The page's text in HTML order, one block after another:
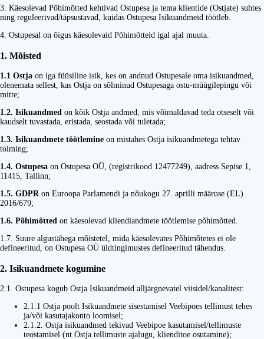
3. Käesolevad Põhimõtted kehtivad Ostupesa ja tema klientide (Ostjate) suhtes
ning reguleerivad/täpsustavad, kuidas Ostupesa Isikuandmeid töötleb.
4. Ostupesal on õigus käesolevaid Põhimõtteid igal ajal muuta.
1. Mõisted
1.1 Ostja on iga füüsiline isik, kes on andnud Ostupesale oma isikuandmed,
olenemata sellest, kas Ostja on sõlminud Ostupesaga ostu-müügilepingu või
mitte;
1.2. Isikuandmed on kõik Ostja andmed, mis võimaldavad teda otseselt või
kaudselt tuvastada, eristada, seostada või tuletada;
1.3. Isikuandmete töötlemine on mistahes Ostja isikuandmetega tehtav
toiming;
1.4. Ostupesa on Ostupesa OÜ, (registrikood 12477249), aadress Sepise 1,
11415, Tallinn;
1.5. GDPRon Euroopa Parlamendi ja nõukogu 27. aprilli määruse (EL)
2016/679;
1.6. Põhimõtted on käesolevad kliendiandmete töötlemise põhimõtted.
1.7. Suure algustähega mõistetel, mida käesolevates Põhimõtetes ei ole
defineeritud, on Ostupesa OÜ üldtingimustes defineeritud tähendus.
2. Isikuandmete kogumine
2.1. Ostupesa kogub Ostja Isikuandmeid alljärgnevatel viisidel/kanalitest:
2.1.1 Ostja poolt Isikuandmete sisestamisel Veebipoes tellimust tehes
ja/või kasutajakonto loomisel;
2.1.2. Ostja isikuandmed tekivad Veebipoe kasutamisel/tellimuste
teostamisel (nt Ostja tellimuste ajalugu, klienditoe osutamine);